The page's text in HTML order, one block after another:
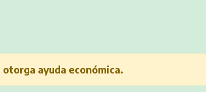
otorga ayuda económica.